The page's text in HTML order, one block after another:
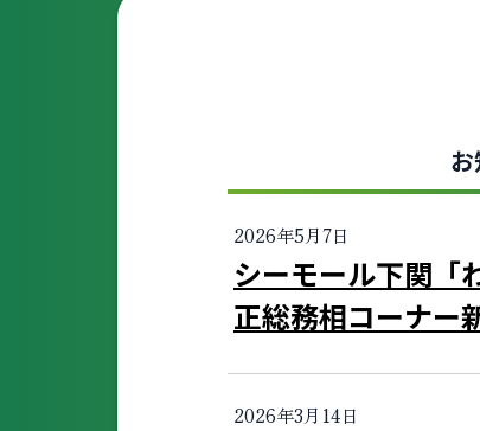
2026年5月7日
シーモール下関「
正総務相コーナー
2026年3月14日